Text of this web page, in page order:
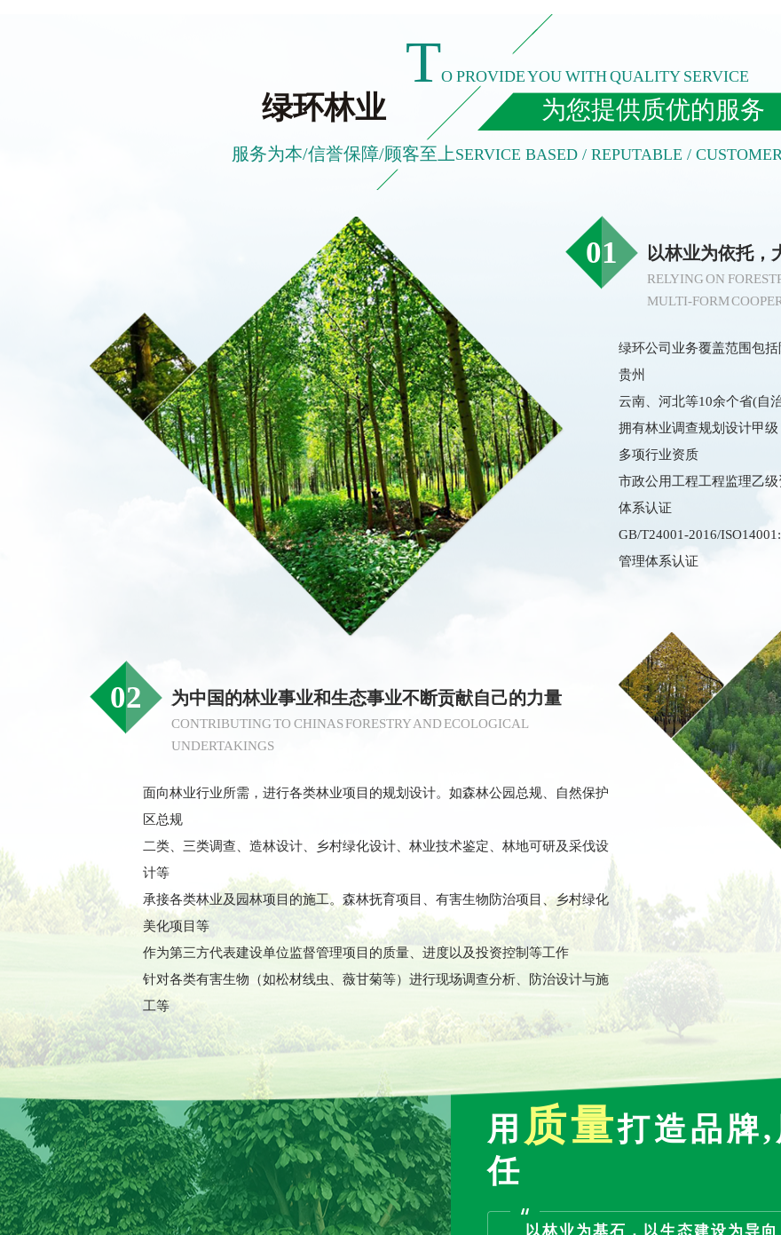
TO PROVIDE YOU WITH QUALITY SERVICE
绿环林业 为您提供质优的服务
服务为本/信誉保障/顾客至上SERVICE BASED / REPUTABLE /
01 以林业为依托，
RELYING ON
MULTI-FORM
绿环公司业务覆盖范围包
贵州
云南、河北等10余个省(自
拥有林业调查规划设计甲
多项行业资质
市政公用工程工程监理乙
体系认证
GB/T24001-2016/
管理体系认证
02 为中国的林业事业和生态事业不断贡献自己的力量
CONTRIBUTING TO CHINAS FORESTRY AND ECOLOGICAL
UNDERTAKINGS
面向林业行业所需，进行各类林业项目的规划设计。如森林公园总规、自然保护
区总规
二类、三类调查、造林设计、乡村绿化设计、林业技术鉴定、林地可研及采伐设
计等
承接各类林业及园林项目的施工。森林抚育项目、有害生物防治项目、乡村绿化
美化项目等
作为第三方代表建设单位监督管理项目的质量、进度以及投资控制等工作
针对各类有害生物（如松材线虫、薇甘菊等）进行现场调查分析、防治设计与施
工等
用 质量打造品牌
任
以林业为基石，以生态建设为导向